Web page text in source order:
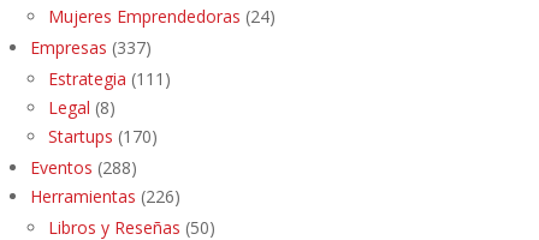
Mujeres Emprendedoras (24)
Empresas (337)
Estrategia (111)
Legal (8)
Startups (170)
Eventos (288)
Herramientas (226)
Libros y Reseñas (50)